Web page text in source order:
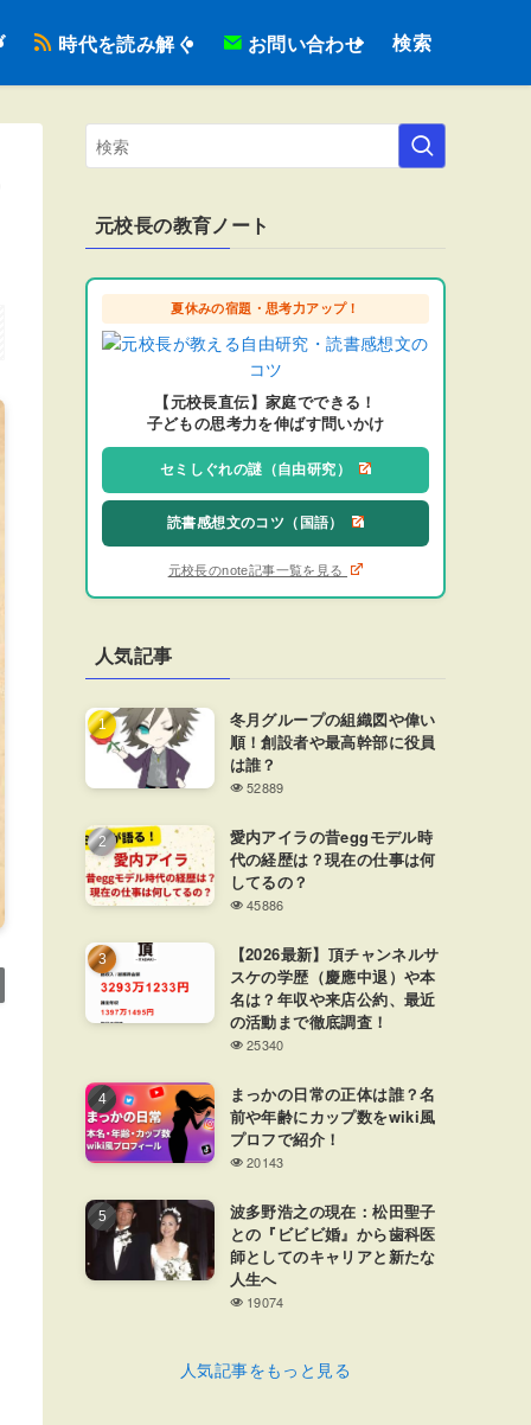
時代を読み解く お問い合わせ 検索
元校長の教育ノート
夏休みの宿題・思考力アップ！
【元校長直伝】家庭でできる！
子どもの思考力を伸ばす問いかけ
セミしぐれの謎（自由研究）
読書感想文のコツ（国語）
元校長のnote記事一覧を見る
人気記事
冬月グループの組織図や偉い
順！創設者や最高幹部に役員
は誰？
52889
愛内アイラの昔eggモデル時
代の経歴は？現在の仕事は何
してるの？
45886
【2026最新】頂チャンネルサ
スケの学歴（慶應中退）や本
名は？年収や来店公約、最近
の活動まで徹底調査！
25340
まっかの日常の正体は誰？名
前や年齢にカップ数をwiki風
プロフで紹介！
20143
波多野浩之の現在：松田聖子
との『ビビビ婚』から歯科医
師としてのキャリアと新たな
人生へ
19074
人気記事をもっと見る